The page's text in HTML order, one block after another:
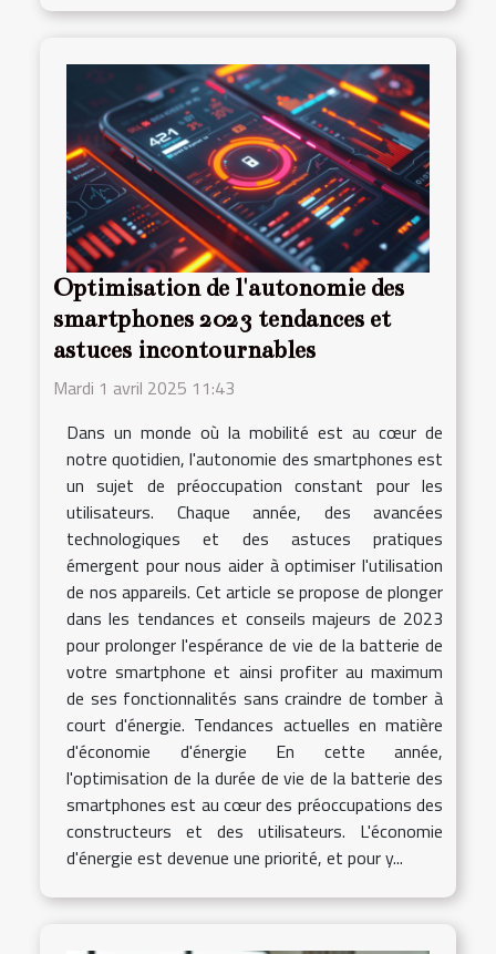
Optimisation de l'autonomie des
smartphones 2023 tendances et
astuces incontournables
Mardi 1 avril 2025 11:43
Dans un monde où la mobilité est au cœur de
notre quotidien, l'autonomie des smartphones est
un sujet de préoccupation constant pour les
utilisateurs. Chaque année, des avancées
technologiques et des astuces pratiques
émergent pour nous aider à optimiser l'utilisation
de nos appareils. Cet article se propose de plonger
dans les tendances et conseils majeurs de 2023
pour prolonger l'espérance de vie de la batterie de
votre smartphone et ainsi profiter au maximum
de ses fonctionnalités sans craindre de tomber à
court d'énergie. Tendances actuelles en matière
d'économie d'énergie En cette année,
l'optimisation de la durée de vie de la batterie des
smartphones est au cœur des préoccupations des
constructeurs et des utilisateurs. L'économie
d'énergie est devenue une priorité, et pour y...